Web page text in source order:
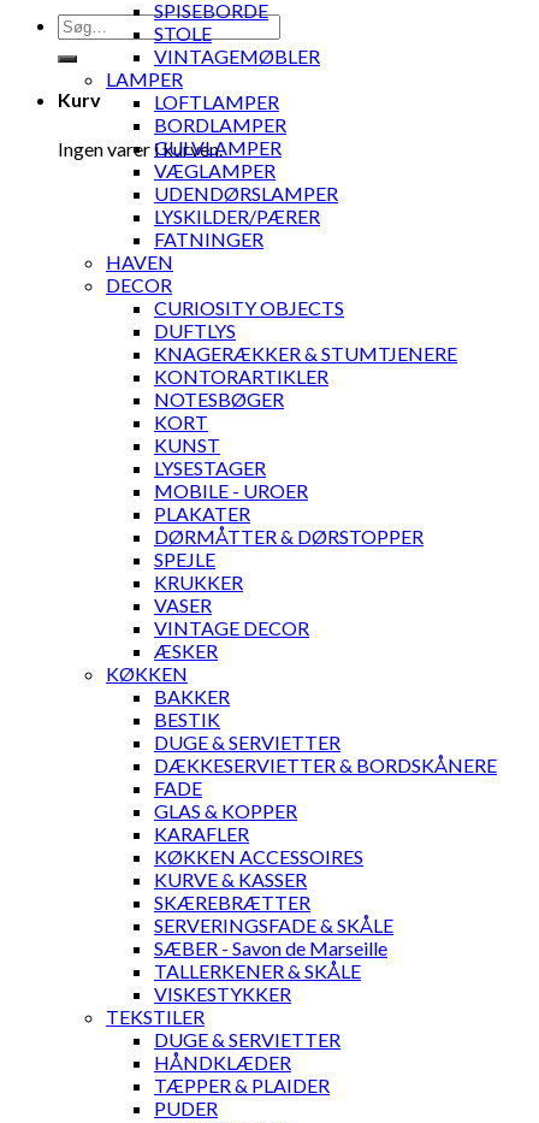
Søg
efter:
Kurv
Ingen varer i kurven.
SPISEBORDE
STOLE
VINTAGEMØBLER
LAMPER
LOFTLAMPER
BORDLAMPER
GULVLAMPER
VÆGLAMPER
UDENDØRSLAMPER
LYSKILDER/PÆRER
FATNINGER
HAVEN
DECOR
CURIOSITY OBJECTS
DUFTLYS
KNAGERÆKKER & STUMTJENERE
KONTORARTIKLER
NOTESBØGER
KORT
KUNST
LYSESTAGER
MOBILE - UROER
PLAKATER
DØRMÅTTER & DØRSTOPPER
SPEJLE
KRUKKER
VASER
VINTAGE DECOR
ÆSKER
KØKKEN
BAKKER
BESTIK
DUGE & SERVIETTER
DÆKKESERVIETTER & BORDSKÅNERE
FADE
GLAS & KOPPER
KARAFLER
KØKKEN ACCESSOIRES
KURVE & KASSER
SKÆREBRÆTTER
SERVERINGSFADE & SKÅLE
SÆBER - Savon de Marseille
TALLERKENER & SKÅLE
VISKESTYKKER
TEKSTILER
DUGE & SERVIETTER
HÅNDKLÆDER
TÆPPER & PLAIDER
PUDER